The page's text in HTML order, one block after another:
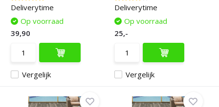
Deliverytime
Vergelijk
Op voorraad
39,90
Deliverytime
Vergelijk
Op voorraad
25,-